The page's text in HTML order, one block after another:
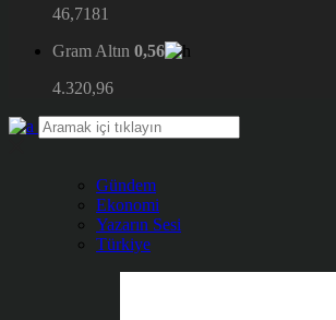
46,7181
Gram Altın 0,56
4.320,96
Gündem
Ekonomi
Yazarın Sesi
Türkiye